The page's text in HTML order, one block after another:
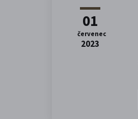
01
červenec
2023